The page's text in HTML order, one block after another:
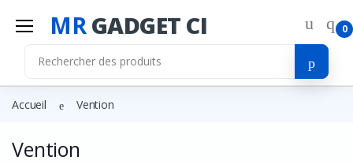
MRGADGET CI 0
Accueil Vention
Vention